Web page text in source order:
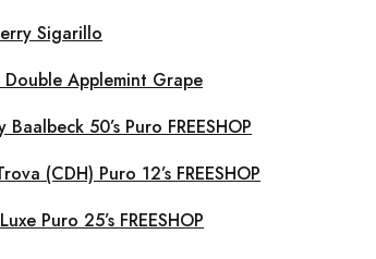
Sigarillo
Double Applemint Grape
Baalbeck 50’s Puro FREESHOP
(CDH) Puro 12’s FREESHOP
Puro 25’s FREESHOP